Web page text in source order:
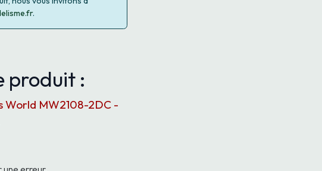
.
produit :
World MW2108-2DC -